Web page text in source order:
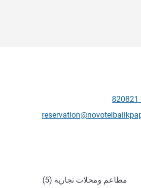
عبر البريد الإلكتروني
مطاعم ومحلات تجارية (5)